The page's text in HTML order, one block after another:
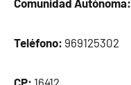
Comunidad Autónoma:
Teléfono: 969125302
CP: 16412